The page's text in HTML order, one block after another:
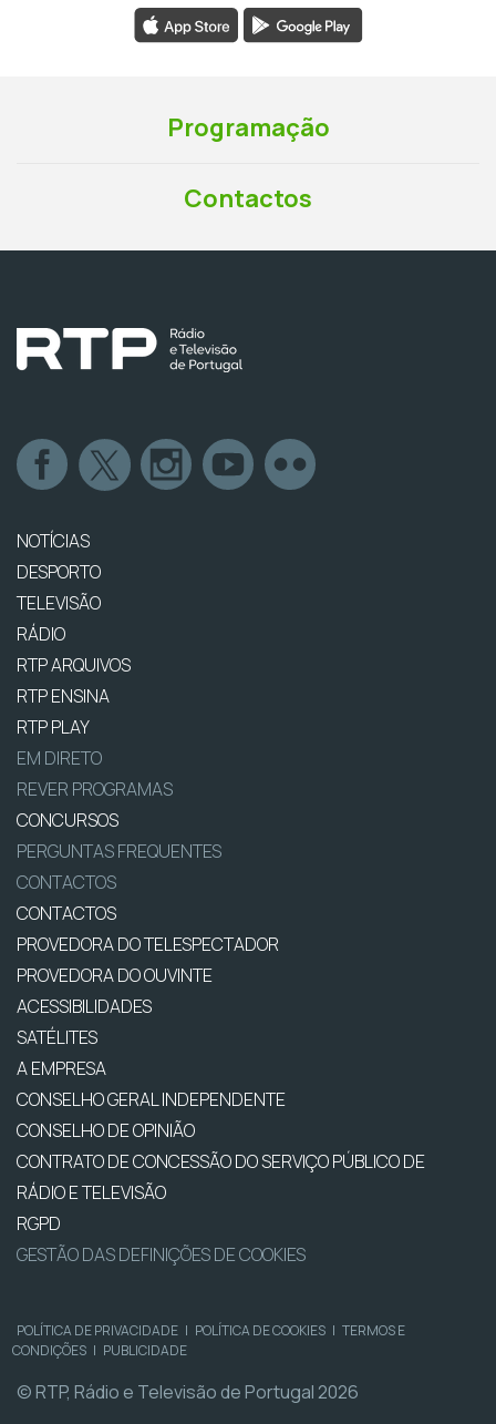
Programação
Contactos
NOTÍCIAS
DESPORTO
TELEVISÃO
RÁDIO
RTP ARQUIVOS
RTP ENSINA
RTP PLAY
EM DIRETO
REVER PROGRAMAS
CONCURSOS
PERGUNTAS FREQUENTES
CONTACTOS
CONTACTOS
PROVEDORA DO TELESPECTADOR
PROVEDORA DO OUVINTE
ACESSIBILIDADES
SATÉLITES
A EMPRESA
CONSELHO GERAL INDEPENDENTE
CONSELHO DE OPINIÃO
CONTRATO DE CONCESSÃO DO SERVIÇO PÚBLICO DE
RÁDIO E TELEVISÃO
RGPD
GESTÃO DAS DEFINIÇÕES DE COOKIES
POLÍTICA DE PRIVACIDADE | POLÍTICA DE COOKIES | TERMOS E
CONDIÇÕES | PUBLICIDADE
© RTP, Rádio e Televisão de Portugal 2026